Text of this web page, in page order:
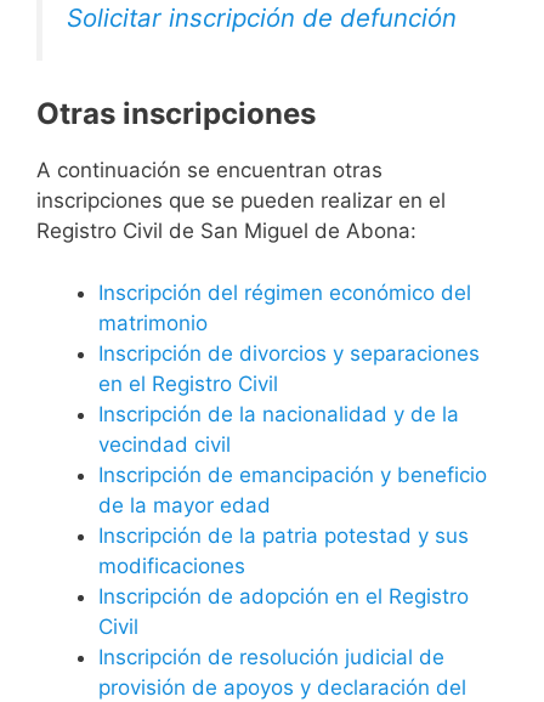
Solicitar inscripción de defunción
Otras inscripciones
A continuación se encuentran otras
inscripciones que se pueden realizar en el
Registro Civil de San Miguel de Abona:
Inscripción del régimen económico del
matrimonio
Inscripción de divorcios y separaciones
en el Registro Civil
Inscripción de la nacionalidad y de la
vecindad civil
Inscripción de emancipación y beneficio
de la mayor edad
Inscripción de la patria potestad y sus
modificaciones
Inscripción de adopción en el Registro
Civil
Inscripción de resolución judicial de
provisión de apoyos y declaración del